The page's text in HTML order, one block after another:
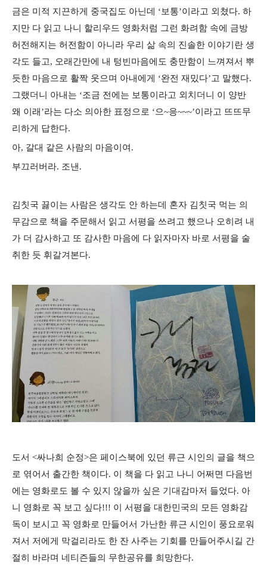
금은 미적 지끈하게 중국집도 아닌데 ‘보통’이라고 외쳤다. 하
지만 다 읽고 나니 할리우드 영화처럼 그런 화려함 속에 금방
허전해지는 허전함이 아니라 우리 삶 속의 진솔한 이야기란 생
각도 들고, 오래간만에 내 텅빈마음에도 충만함이 느껴져서 뿌
듯한 마음으로 활짝 웃으며 아내에게 ‘완전 재밌다’고 말했다.
그랬더니 아내는 ‘조금 전에는 보통이라고 외치더니 이 양반
왜 이래’라는 다소 의아한 표정으로 ‘으~응~~~’이라고 뜨뜨무
리하게 답한다.
아, 갈대 같은 사람의 마음이여.
부끄러버라. 조낸.
김칫국 끓이는 사람은 생각도 안 하는데 혼자 김칫국 먹는 의
무감으로 책을 주문해서 읽고 서평을 쓰려고 했으나 오히려 내
가 더 감사하고 또 감사한 마음에 다 읽자마자 바로 서평을 술
취한 듯 휘갈겨본다.
도서 <싸나희 순정>은 페이스북에 있던 류근 시인의 글을 책으
로 엮어서 출간한 책이다. 이 책을 다 읽고 나니 어쩌면 다음번
에는 영화로도 볼 수 있지 않을까 싶은 기대감마저 들었다. 아
니 영화로 꼭 보고 싶다!!! 이 서평을 대한민국의 모든 영화감
독이 보시고 꼭 영화로 만들어서 가난한 류근 시인이 풍요로워
져서 저에게 막걸리라도 한 잔 사주는 기회를 만들어주시길 간
절히 바라며 네티즌들의 무한공유를 희망한다.